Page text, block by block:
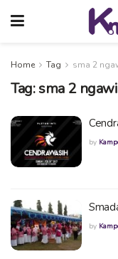
Home Tag sma 2
Tag:sma 2 ngawi
by
by